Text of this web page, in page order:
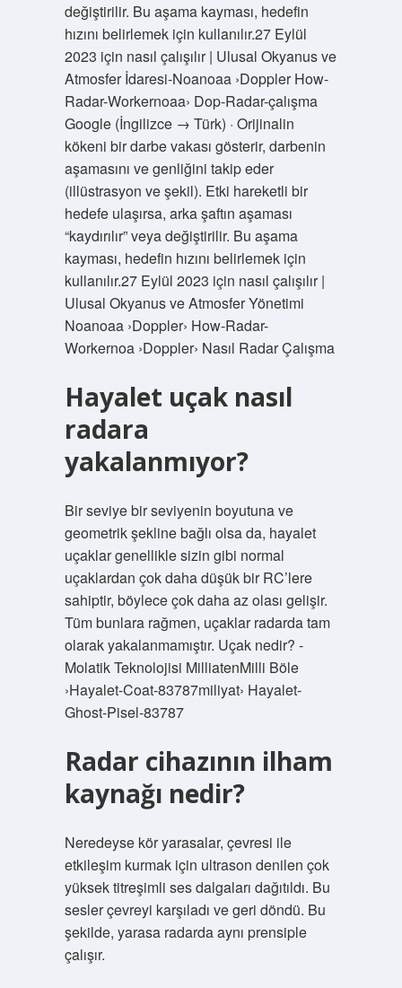
değiştirilir. Bu aşama kayması, hedefin
hızını belirlemek için kullanılır.27 Eylül
2023 için nasıl çalışılır | Ulusal Okyanus ve
Atmosfer İdaresi-Noanoaa ›Doppler How-
Radar-Workernoaa› Dop-Radar-çalışma
Google (İngilizce → Türk) · Orijinalin
kökeni bir darbe vakası gösterir, darbenin
aşamasını ve genliğini takip eder
(illüstrasyon ve şekil). Etki hareketli bir
hedefe ulaşırsa, arka şaftın aşaması
“kaydırılır” veya değiştirilir. Bu aşama
kayması, hedefin hızını belirlemek için
kullanılır.27 Eylül 2023 için nasıl çalışılır |
Ulusal Okyanus ve Atmosfer Yönetimi
Noanoaa ›Doppler› How-Radar-
Workernoa ›Doppler› Nasıl Radar Çalışma
Hayalet uçak nasıl
radara
yakalanmıyor?
Bir seviye bir seviyenin boyutuna ve
geometrik şekline bağlı olsa da, hayalet
uçaklar genellikle sizin gibi normal
uçaklardan çok daha düşük bir RC’lere
sahiptir, böylece çok daha az olası gelişir.
Tüm bunlara rağmen, uçaklar radarda tam
olarak yakalanmamıştır. Uçak nedir? -
Molatik Teknolojisi MilliatenMilli Böle
›Hayalet-Coat-83787miliyat› Hayalet-
Ghost-Pisel-83787
Radar cihazının ilham
kaynağı nedir?
Neredeyse kör yarasalar, çevresi ile
etkileşim kurmak için ultrason denilen çok
yüksek titreşimli ses dalgaları dağıtıldı. Bu
sesler çevreyi karşıladı ve geri döndü. Bu
şekilde, yarasa radarda aynı prensiple
çalışır.